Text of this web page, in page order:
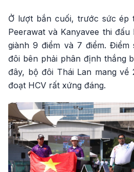
Ở lượt bắn cuối, trước sức ép
Peerawat và Kanyavee thi
giành 9 điểm và 7 điểm. Điểm
đôi bên phải phân định thắng
đây, bộ đôi Thái Lan mang về
đoạt HCV rất xứng đáng.